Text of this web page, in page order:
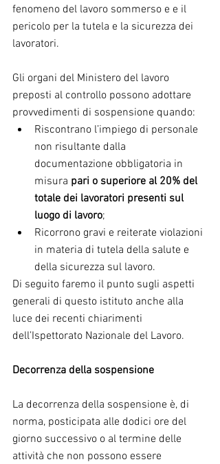
fenomeno del lavoro sommerso e e il
pericolo per la tutela e la sicurezza dei
lavoratori.
Gli organi del Ministero del lavoro
preposti al controllo possono adottare
provvedimenti di sospensione quando:
Riscontrano l’impiego di personale
non risultante dalla
documentazione obbligatoria in
misura pari o superiore al 20% del
totale dei lavoratori presenti sul
luogo di lavoro;
Ricorrono gravi e reiterate violazioni
in materia di tutela della salute e
della sicurezza sul lavoro.
Di seguito faremo il punto sugli aspetti
generali di questo istituto anche alla
luce dei recenti chiarimenti
dell’Ispettorato Nazionale del Lavoro.
Decorrenza della sospensione
La decorrenza della sospensione è, di
norma, posticipata alle dodici ore del
giorno successivo o al termine delle
attività che non possono essere